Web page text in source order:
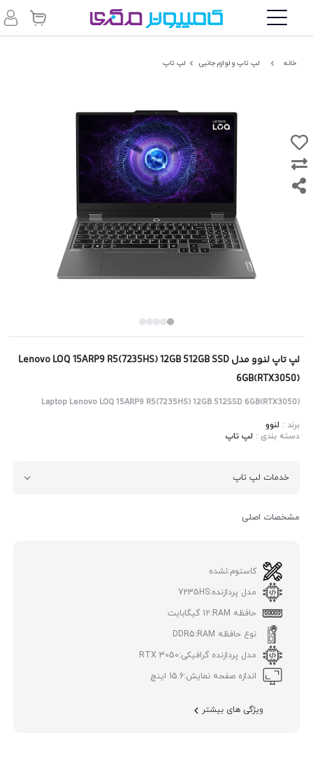
خانه لپ تاپ و لوازم جانبی لپ تاپ
لپ تاپ لنوو مدل Lenovo LOQ 15ARP9 R5(7235HS) 12GB 512GB SSD
6GB(RTX3050)
Laptop Lenovo LOQ 15ARP9 R5(7235HS) 12GB 512SSD 6GB(RTX3050)
برند : لنوو
دسته بندی : لپ تاپ
خدمات لپ تاپ
مشخصات اصلی
کاستوم:نشده
مدل پردازنده:7235HS
حافظه RAM:
12 گیگابایت
نوع حافظه RAM:
DDR5
مدل پردازنده گرافیکی:RTX 3050
اندازه صفحه نمایش:15.6 اینچ
ویژگی های بیشتر